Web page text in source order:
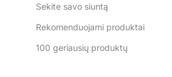
Sekite savo siuntą
Rekomenduojami produktai
100 geriausių produktų